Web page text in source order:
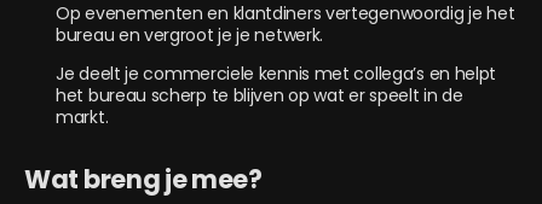
Op evenementen en klantdiners vertegenwoordig je het
bureau en vergroot je je netwerk.
Je deelt je commerciele kennis met collega’s en helpt
het bureau scherp te blijven op wat er speelt in de
markt.
Wat breng je mee?